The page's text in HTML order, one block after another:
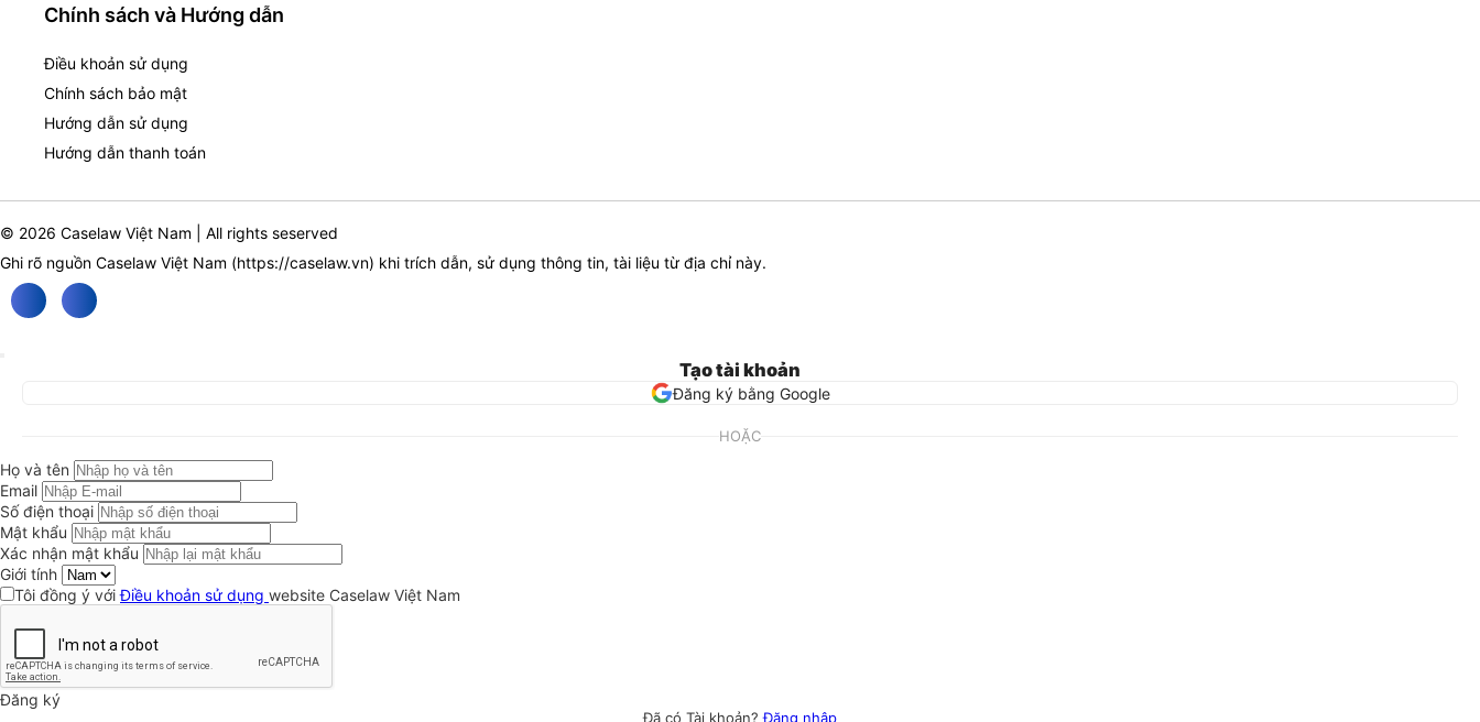
Chính sách và Hướng dẫn
Điều khoản sử dụng
Chính sách bảo mật
Hướng dẫn sử dụng
Hướng dẫn thanh toán
© 2026 Caselaw Việt Nam | All rights seserved
Ghi rõ nguồn Caselaw Việt Nam (https://caselaw.vn) khi trích dẫn, sử dụng thông tin, tài liệu từ địa chỉ này.
Tạo tài khoản
Đăng ký bằng Google
HOẶC
Họ và tên
Email
Số điện thoại
Mật khẩu
Xác nhận mật khẩu
Giới tính
Tôi đồng ý vớiĐiều khoản sử dụng website Caselaw Việt Nam
Đăng ký
Đã có Tài khoản?Đăng nhập